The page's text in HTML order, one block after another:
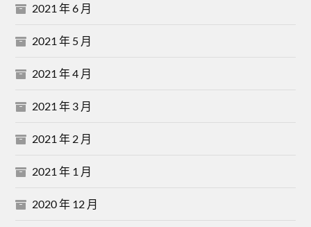
2021 年 6 月
2021 年 5 月
2021 年 4 月
2021 年 3 月
2021 年 2 月
2021 年 1 月
2020 年 12 月